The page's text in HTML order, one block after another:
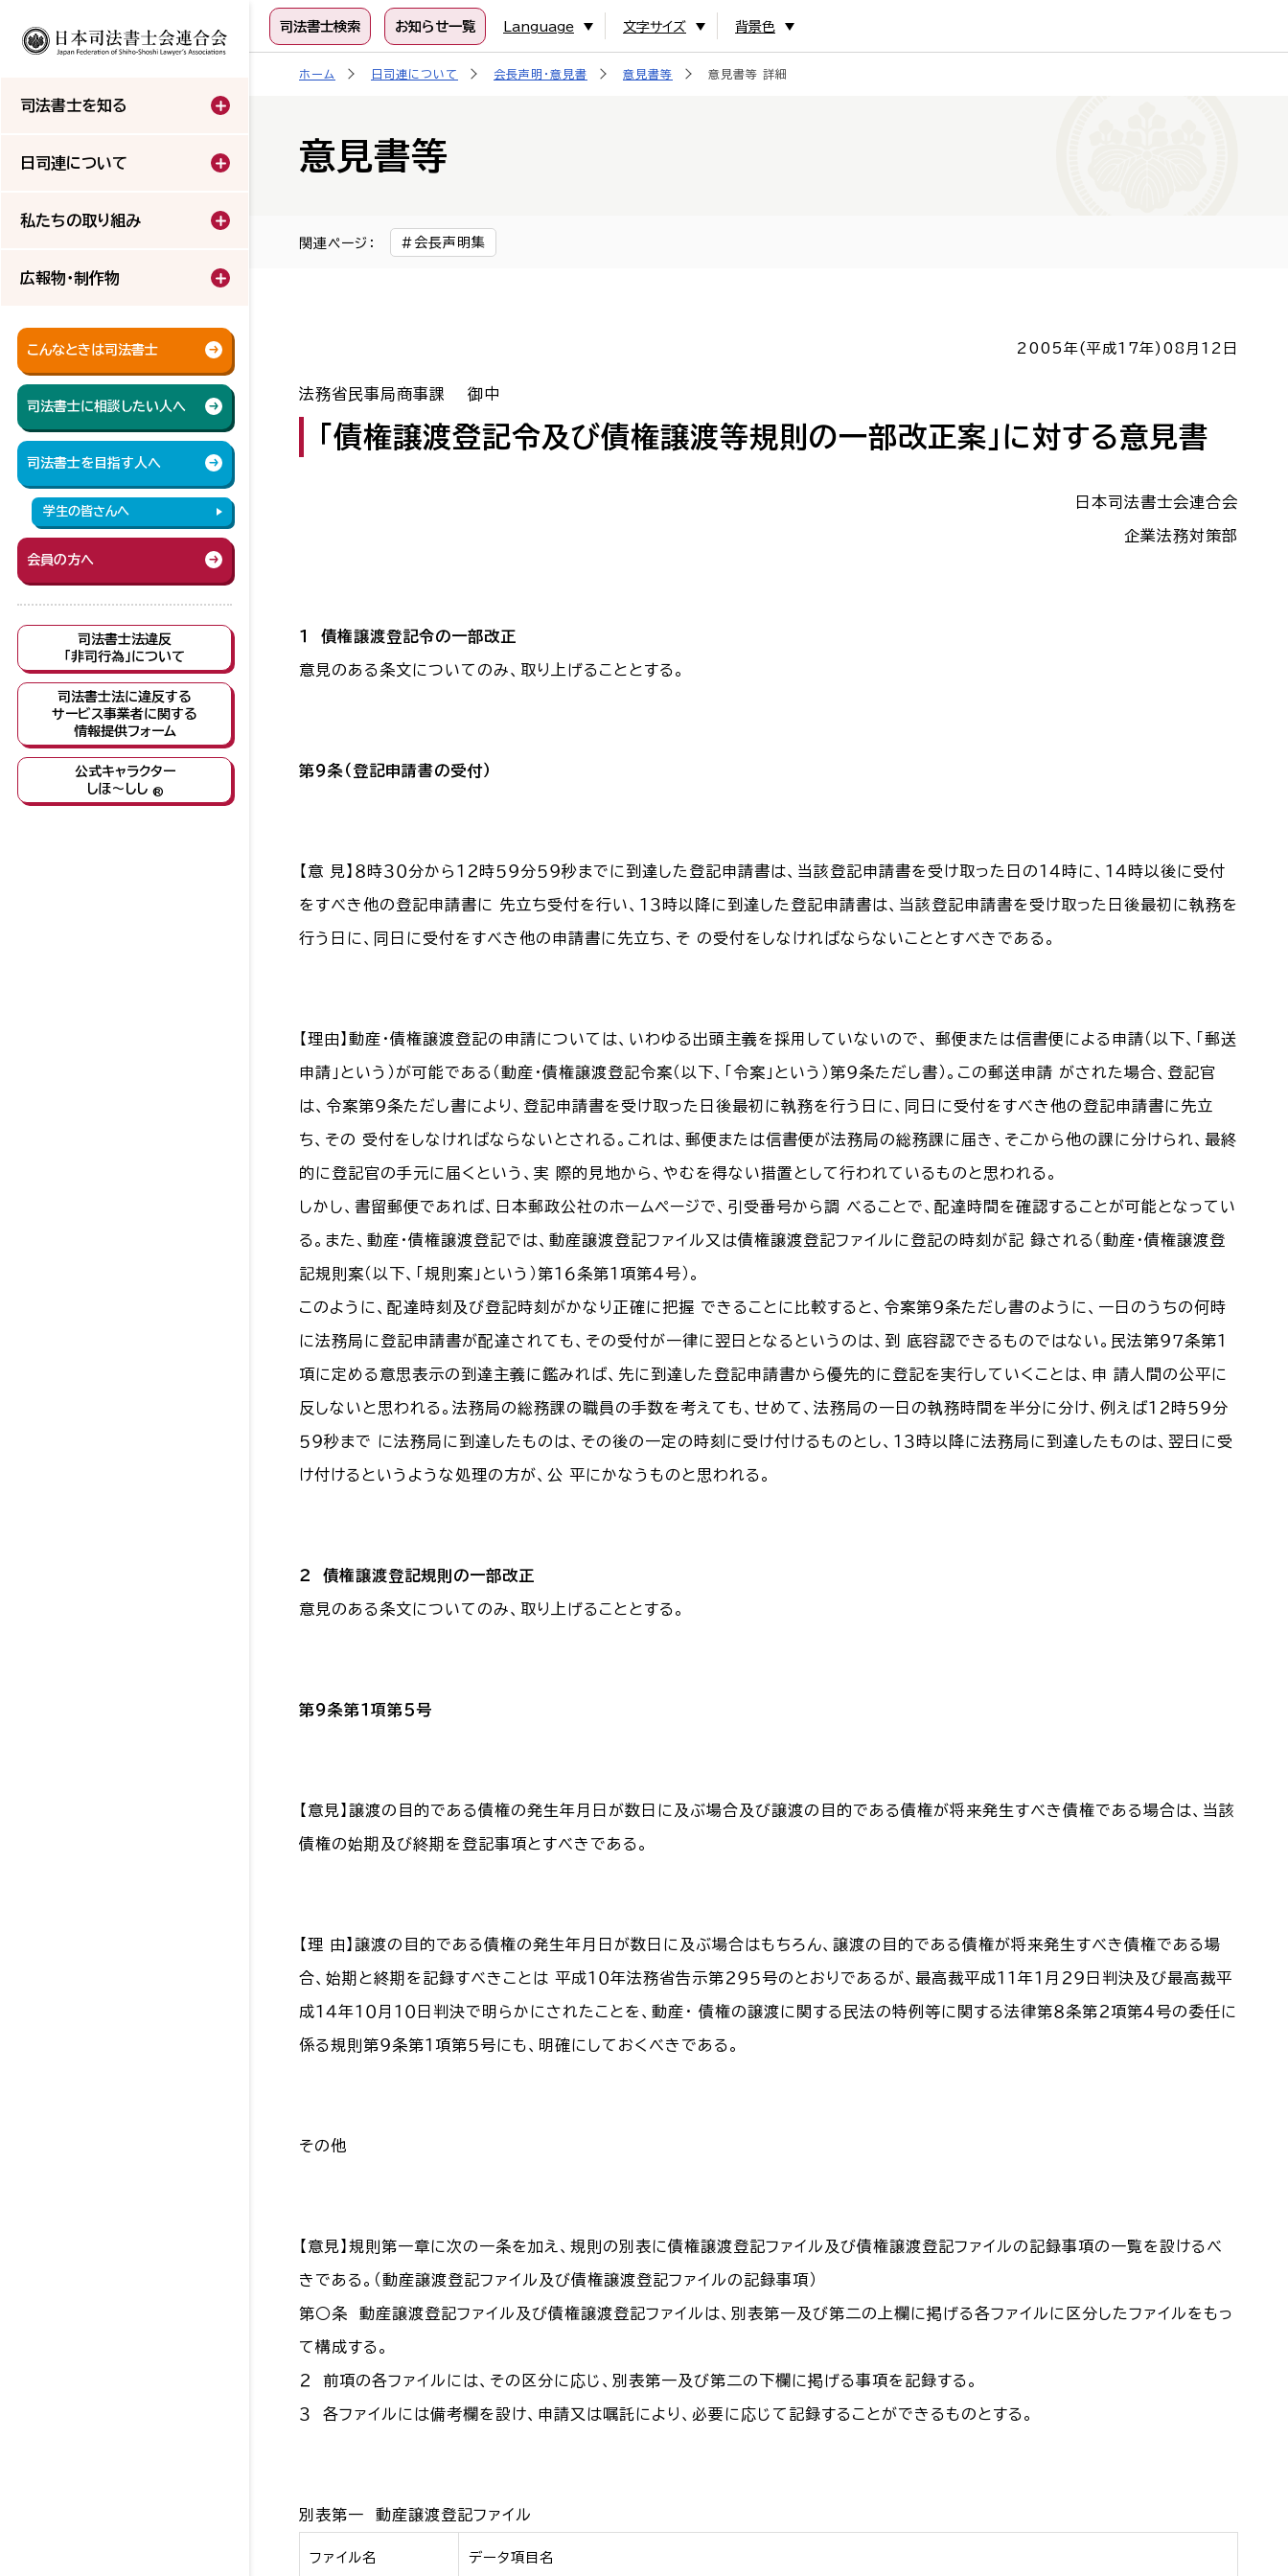
司法書士を知る
日司連について
私たちの取り組み
広報物・制作物
こんなときは司法書士
司法書士に相談したい人へ
司法書士を目指す人へ
学生の皆さんへ
会員の方へ
司法書士法違反
「非司行為」について
司法書士法に違反する
サービス事業者に関する
情報提供フォーム
公式キャラクター
しほ～しし ®
司法書士検索 お知らせ一覧 Language 文字サイズ 背景色
ホーム 日司連について 会長声明・意見書 意見書等 意見書等 詳細
意見書等
関連ページ： 会長声明集
2005年(平成17年) 08月12日
法務省民事局商事課 御中
「債権譲渡登記令及び債権譲渡等規則の一部改正案」に対する意見書
日本司法書士会連合会
企業法務対策部
１ 債権譲渡登記令の一部改正
意見のある条文についてのみ、取り上げることとする。
第９条（登記申請書の受付）
【意 見】８時３０分から１２時５９分５９秒までに到達した登記申請書は、当該登記申請書を受け取った日の１４時に、１４時以後に受付
をすべき他の登記申請書に 先立ち受付を行い、１３時以降に到達した登記申請書は、当該登記申請書を受け取った日後最初に執務を
行う日に、同日に受付をすべき他の申請書に先立ち、そ の受付をしなければならないこととすべきである。
【理由】動産・債権譲渡登記の申請については、いわゆる出頭主義を採用していないので、 郵便または信書便による申請（以下、「郵送
申請」という）が可能である（動産・債権譲渡登記令案（以下、「令案」という）第９条ただし書）。この郵送申請 がされた場合、登記官
は、令案第９条ただし書により、登記申請書を受け取った日後最初に執務を行う日に、同日に受付をすべき他の登記申請書に先立
ち、その 受付をしなければならないとされる。これは、郵便または信書便が法務局の総務課に届き、そこから他の課に分けられ、最終
的に登記官の手元に届くという、実 際的見地から、やむを得ない措置として行われているものと思われる。
しかし、書留郵便であれば、日本郵政公社のホームページで、引受番号から調 べることで、配達時間を確認することが可能となってい
る。また、動産・債権譲渡登記では、動産譲渡登記ファイル又は債権譲渡登記ファイルに登記の時刻が記 録される（動産・債権譲渡登
記規則案（以下、「規則案」という）第１６条第１項第４号）。
このように、配達時刻及び登記時刻がかなり正確に把握 できることに比較すると、令案第９条ただし書のように、一日のうちの何時
に法務局に登記申請書が配達されても、その受付が一律に翌日となるというのは、到 底容認できるものではない。民法第９７条第１
項に定める意思表示の到達主義に鑑みれば、先に到達した登記申請書から優先的に登記を実行していくことは、申 請人間の公平に
反しないと思われる。法務局の総務課の職員の手数を考えても、せめて、法務局の一日の執務時間を半分に分け、例えば１２時５９分
５９秒まで に法務局に到達したものは、その後の一定の時刻に受け付けるものとし、１３時以降に法務局に到達したものは、翌日に受
け付けるというような処理の方が、公 平にかなうものと思われる。
２ 債権譲渡登記規則の一部改正
意見のある条文についてのみ、取り上げることとする。
第９条第１項第５号
【意見】譲渡の目的である債権の発生年月日が数日に及ぶ場合及び譲渡の目的である債権が将来発生すべき債権である場合は、当該
債権の始期及び終期を登記事項とすべきである。
【理 由】譲渡の目的である債権の発生年月日が数日に及ぶ場合はもちろん、譲渡の目的である債権が将来発生すべき債権である場
合、始期と終期を記録すべきことは 平成１０年法務省告示第２９５号のとおりであるが、最高裁平成１１年１月２９日判決及び最高裁平
成１４年１０月１０日判決で明らかにされたことを、動産・ 債権の譲渡に関する民法の特例等に関する法律第８条第２項第４号の委任に
係る規則第９条第１項第５号にも、明確にしておくべきである。
その他
【意見】規則第一章に次の一条を加え、規則の別表に債権譲渡登記ファイル及び債権譲渡登記ファイルの記録事項の一覧を設けるべ
きである。（動産譲渡登記ファイル及び債権譲渡登記ファイルの記録事項）
第○条 動産譲渡登記ファイル及び債権譲渡登記ファイルは、別表第一及び第二の上欄に掲げる各ファイルに区分したファイルをもっ
て構成する。
２ 前項の各ファイルには、その区分に応じ、別表第一及び第二の下欄に掲げる事項を記録する。
３ 各ファイルには備考欄を設け、申請又は嘱託により、必要に応じて記録することができるものとする。
別表第一 動産譲渡登記ファイル
ファイル名 データ項目名